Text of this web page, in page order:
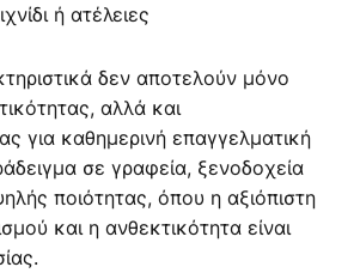
ή ατέλειες
δεν αποτελούν μόνο
αλλά και
για καθημερινή επαγγελματική
σε γραφεία, ξενοδοχεία
ποιότητας, όπου η αξιόπιστη
και η ανθεκτικότητα είναι